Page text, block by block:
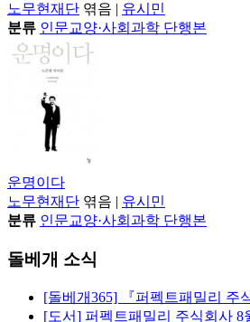
노무현재단 엮음 | 유시민
분류 인문교양·사회과학 단행본
운명이다
노무현재단 엮음 | 유시민
분류 인문교양·사회과학 단행본
돌베개 소식
[돌베개365] 『퍼펙트패밀리 주
[도서] 퍼펙트패밀리 주식회사 8